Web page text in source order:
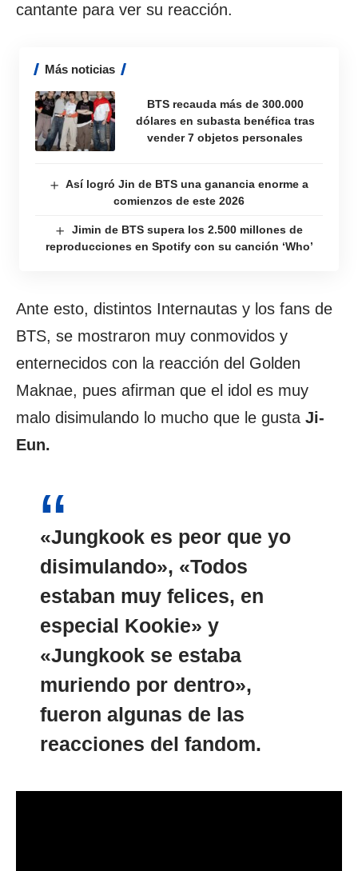
cantante para ver su reacción.
Más noticias
BTS recauda más de 300.000
dólares en subasta benéfica tras
vender 7 objetos personales
Así logró Jin de BTS una ganancia enorme a
comienzos de este 2026
Jimin de BTS supera los 2.500 millones de
reproducciones en Spotify con su canción ‘Who’
Ante esto, distintos Internautas y los fans de
BTS, se mostraron muy conmovidos y
enternecidos con la reacción del Golden
Maknae, pues afirman que el idol es muy
malo disimulando lo mucho que le gusta Ji-
Eun.
«Jungkook es peor que yo
disimulando», «Todos
estaban muy felices, en
especial Kookie» y
«Jungkook se estaba
muriendo por dentro»,
fueron algunas de las
reacciones del fandom.